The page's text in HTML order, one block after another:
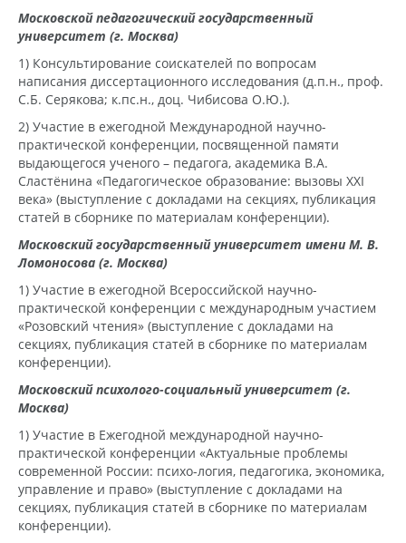
Московской педагогический государственный
университет (г. Москва)
1) Консультирование соискателей по вопросам
написания диссертационного исследования (д.п.н., проф.
С.Б. Серякова; к.пс.н., доц. Чибисова О.Ю.).
2) Участие в ежегодной Международной научно-
практической конференции, посвященной памяти
выдающегося ученого – педагога, академика В.А.
Сластёнина «Педагогическое образование: вызовы XXI
века» (выступление с докладами на секциях, публикация
статей в сборнике по материалам конференции).
Московский государственный университет имени М. В.
Ломоносова (г. Москва)
1) Участие в ежегодной Всероссийской научно-
практической конференции с международным участием
«Розовский чтения» (выступление с докладами на
секциях, публикация статей в сборнике по материалам
конференции).
Московский психолого-социальный университет (г.
Москва)
1) Участие в Ежегодной международной научно-
практической конференции «Актуальные проблемы
современной России: психо-логия, педагогика, экономика,
управление и право» (выступление с докладами на
секциях, публикация статей в сборнике по материалам
конференции).